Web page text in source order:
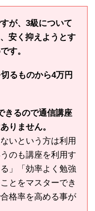
が、3級について
安く抑えようとす
す。
るものから4万円
きるので通信講座
りません。
いという方は利用
のも講座を利用す
」「効率よく勉強
とをマスターでき
格率を高める事が